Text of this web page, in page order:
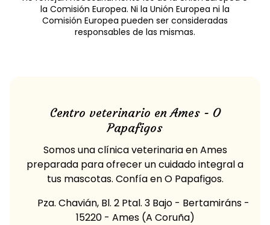
la Comisión Europea. Ni la Unión Europea ni la
Comisión Europea pueden ser consideradas
responsables de las mismas.
Centro veterinario en Ames - O
Papafigos
Somos una clínica veterinaria en Ames
preparada para ofrecer un cuidado integral a
tus mascotas. Confía en O Papafigos.
Pza. Chavián, Bl. 2 Ptal. 3 Bajo - Bertamiráns -
15220 - Ames (A Coruña)